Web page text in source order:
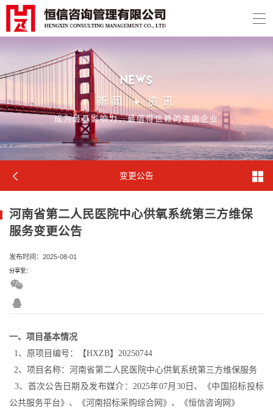
news
新闻 资讯
成为最具影响力，最值得信赖的咨询企业
变更公告
河南省第二人民医院中心供氧系统第三方维保
服务变更公告
发布时间：2025-08-01
分享至：
一、项目基本情况
1、 原项目编号：【HXZB】 20250744
2、 项目名称： 河南省第二人民医院中心供氧系统第三方维保服务
3、首次公告日期及发布媒介：2025年07月30日 、 《中国招标投标
公共服务平台》、《河南招标采购综合网 》、
《恒信咨询网》